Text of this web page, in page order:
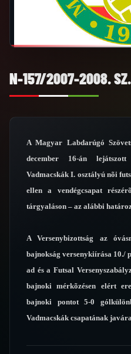
N-157/2007-2008. SZ.
A Magyar Labdarúgó
december 16-án
Vadmacskák I. osztályú nõi
ellen a vendégcsapat
tárgyaláson – az alábbi
A Versenybizottság az
bajnokság versenykiírása 10./
ad és a Futsal
bajnoki mérkõzésen elért
bajnoki pontot 5-0
Vadmacskák csapatának